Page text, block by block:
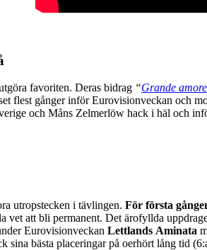
favoriten. Deras bidrag “Grande amore
flest gånger inför Eurovisionveckan och
och Måns Zelmerlöw hack i häl och
utropstecken i tävlingen. För första
att bli permanent. Det ärofyllda
Eurovisionveckan Lettlands Aminata
sina bästa placeringar på oerhört lång tid